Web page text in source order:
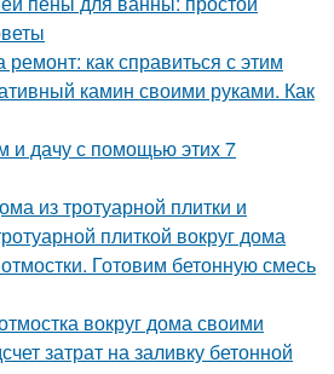
как справиться с этим
камин своими руками. Как
и дачу с помощью этих 7
из тротуарной плитки и
плиткой вокруг дома
Готовим бетонную смесь
вокруг дома своими
затрат на заливку бетонной